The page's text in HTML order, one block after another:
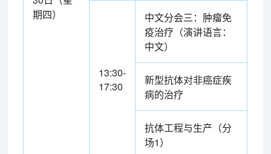
期四）
13:30-
17:30
中文分会三：肿瘤免
疫治疗（演讲语言：
中文）
新型抗体对非癌症疾
病的治疗
抗体工程与生产（分
场1）